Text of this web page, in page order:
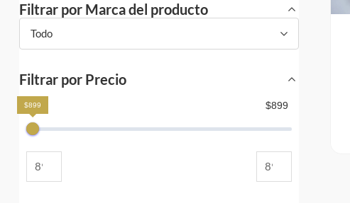
Filtrar por Marca del producto
Todo
Filtrar por Precio
$899
$899